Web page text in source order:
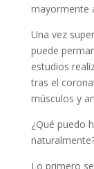
mayormente
Una vez
puede
estudios
tras el
músculos y
¿Qué puedo
Lo primero